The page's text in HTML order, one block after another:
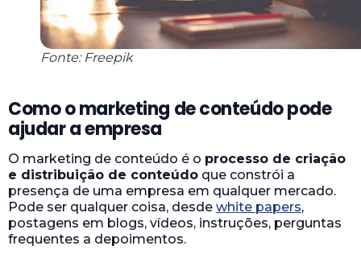
Fonte: Freepik
Como o marketing de conteúdo pode
ajudar a empresa
O marketing de conteúdo é o processo de criação
e distribuição de conteúdo que constrói a
presença de uma empresa em qualquer mercado.
Pode ser qualquer coisa, desde white papers,
postagens em blogs, vídeos, instruções, perguntas
frequentes a depoimentos.